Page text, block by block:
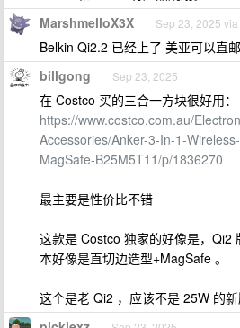
MarshmelloX3X Sep 23, 2025
Belkin Qi2.2 已经上了 美亚可以直
billgong Sep 23, 2025
在 Costco 买的三合一方块很好用：
https://www.costco.com.au/
Accessories/Anker-3-In-1-
MagSafe-B25M5T11/p/1836270
最主要是性价比不错
这款是 Costco 独家的好像是，Qi2
本好像是直切边造型+MagSafe 。
这个是老 Qi2 ，应该不是 25W 的